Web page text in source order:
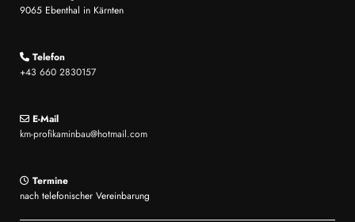
9065 Ebenthal in Kärnten
 Telefon
+43 660 2830157
 E-Mail
km-profikaminbau@hotmail.com
 Termine
nach telefonischer Vereinbarung